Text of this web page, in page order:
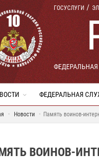
ГОСУСЛУГИ
ФЕДЕРАЛЬНАЯ
Новости Память воинов-
ВОИНОВ-